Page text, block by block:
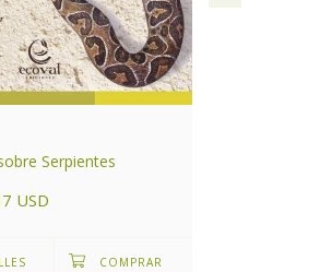
Serpientes
USD